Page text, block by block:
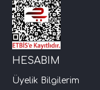
HESABIM
Üyelik Bilgilerim